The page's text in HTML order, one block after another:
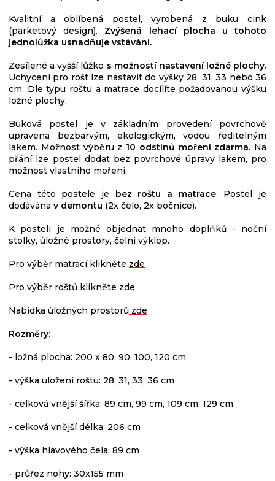
Kvalitní a oblíbená postel, vyrobená z buku cink
(parketový design). Zvýšená lehací plocha u tohoto
jednolůžka usnadňuje vstávání.
Zesílené a vyšší lůžko s možností nastavení ložné plochy.
Uchycení pro rošt lze nastavit do výšky 28, 31, 33 nebo 36
cm. Dle typu roštu a matrace docílíte požadovanou výšku
ložné plochy.
Buková postel je v základním provedení povrchově
upravena bezbarvým, ekologickým, vodou ředitelným
lakem. Možnost výběru z 10 odstínů moření zdarma. Na
přání lze postel dodat bez povrchové úpravy lakem, pro
možnost vlastního moření.
Cena této postele je bez roštu a matrace. Postel je
dodávána v demontu (2x čelo, 2x bočnice).
K posteli je možné objednat mnoho doplňků - noční
stolky, úložné prostory, čelní výklop.
Pro výběr matrací klikněte zde
Pro výběr roštů klikněte zde
Nabídka úložných prostorů zde
Rozměry:
- ložná plocha: 200 x 80, 90, 100, 120 cm
- výška uložení roštu: 28, 31, 33, 36 cm
- celková vnější šířka: 89 cm, 99 cm, 109 cm, 129 cm
- celková vnější délka: 206 cm
- výška hlavového čela: 89 cm
- průřez nohy: 30x155 mm